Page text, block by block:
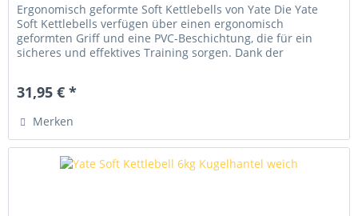
Ergonomisch geformte Soft Kettlebells von Yate Die Yate
Soft Kettlebells verfügen über einen ergonomisch
geformten Griff und eine PVC-Beschichtung, die für ein
sicheres und effektives Training sorgen. Dank der
31,95 € *
Merken